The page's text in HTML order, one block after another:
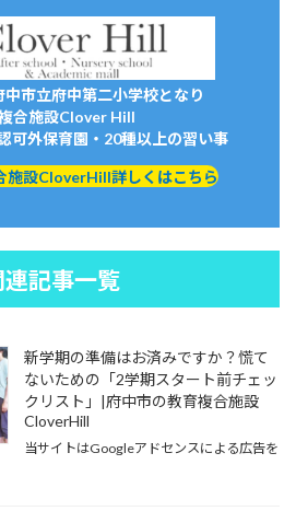
市立府中第二小学校となり
合施設Clover Hill
可外保育園・20種以上の習い事
施設CloverHill詳しくはこちら
連記事一覧
新学期の準備はお済みですか？慌て
ないための「2学期スタート前チェッ
クリスト」|府中市の教育複合施設
CloverHill
当サイトはGoogleアドセンスによる広告を